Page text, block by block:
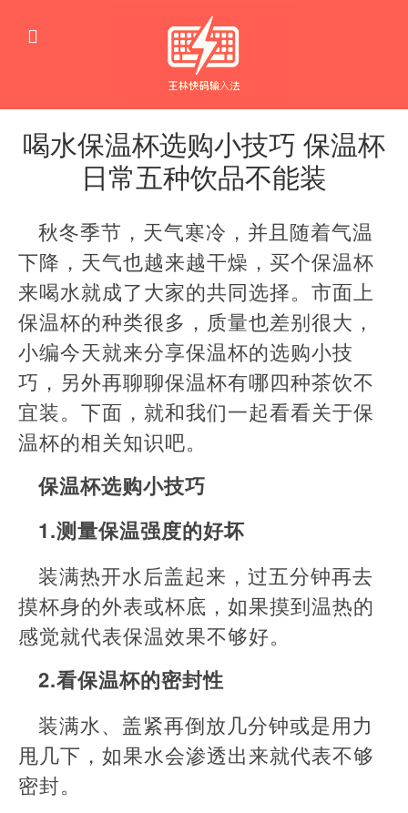
喝水保温杯选购小技巧 保温杯
日常五种饮品不能装
窍
门
秋冬季节，天气寒冷，并且随着气温
下降，天气也越来越干燥，买个保温杯
来喝水就成了大家的共同选择。市面上
保温杯的种类很多，质量也差别很大，
小编今天就来分享保温杯的选购小技
巧，另外再聊聊保温杯有哪四种茶饮不
宜装。下面，就和我们一起看看关于保
温杯的相关知识吧。
保温杯选购小技巧
1.测量保温强度的好坏
装满热开水后盖起来，过五分钟再去
摸杯身的外表或杯底，如果摸到温热的
感觉就代表保温效果不够好。
2.看保温杯的密封性
装满水、盖紧再倒放几分钟或是用力
甩几下，如果水会渗透出来就代表不够
密封。